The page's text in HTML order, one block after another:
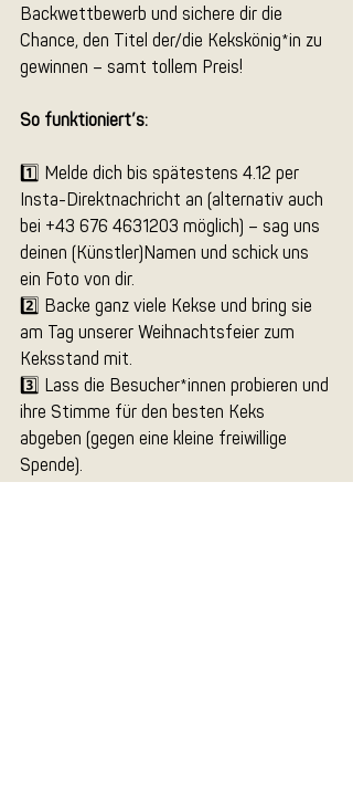
Backwettbewerb und sichere dir die
Chance, den Titel der/die Kekskönig*in zu
gewinnen – samt tollem Preis!
So funktioniert’s:
1️⃣ Melde dich bis spätestens 4.12 per
Insta-Direktnachricht an (alternativ auch
bei +43 676 4631203 möglich) – sag uns
deinen (Künstler)Namen und schick uns
ein Foto von dir.
2️⃣ Backe ganz viele Kekse und bring sie
am Tag unserer Weihnachtsfeier zum
Keksstand mit.
3️⃣ Lass die Besucher*innen probieren und
ihre Stimme für den besten Keks
abgeben (gegen eine kleine freiwillige
Spende).